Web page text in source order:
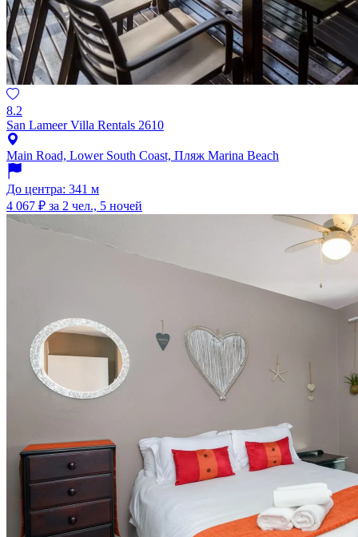
8.2
San Lameer Villa Rentals 2610
Main Road, Lower South Coast, Пляж Marina Beach
До центра: 341 м
4 067 ₽ за 2 чел., 5 ночей